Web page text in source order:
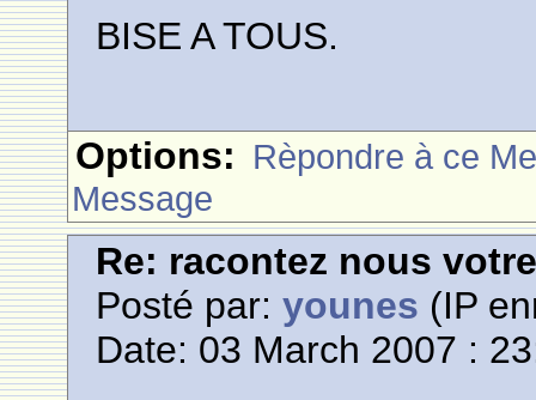
BISE A TOUS.
Options: Rèpondre à ce
Message
Re: racontez nous
Posté par:younes (IP
Date: 03 March 2007 :